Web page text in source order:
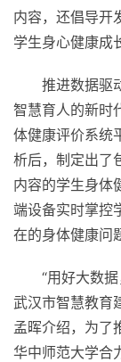
内容，还倡导开
学生身心健康成
推进数据驱
智慧育人的新时
体健康评价系统
析后，制定出了
内容的学生身体
端设备实时掌控
在的身体健康问
“用好大数
武汉市智慧教育
孟晖介绍，为了
华中师范大学合